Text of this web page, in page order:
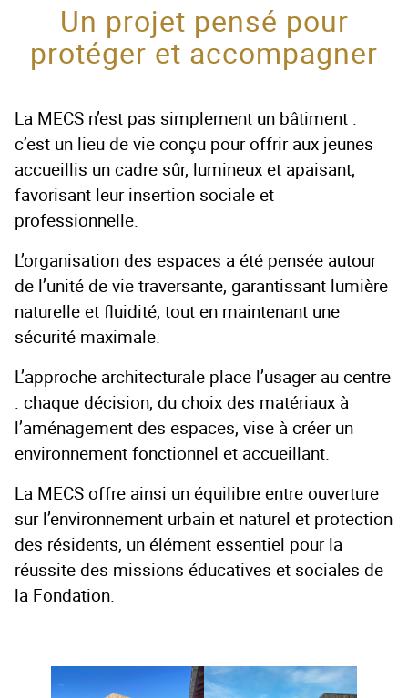
Un projet pensé pour
protéger et accompagner
La MECS n’est pas simplement un bâtiment :
c’est un lieu de vie conçu pour offrir aux jeunes
accueillis un cadre sûr, lumineux et apaisant,
favorisant leur insertion sociale et
professionnelle.
L’organisation des espaces a été pensée autour
de l’unité de vie traversante, garantissant lumière
naturelle et fluidité, tout en maintenant une
sécurité maximale.
L’approche architecturale place l’usager au centre
: chaque décision, du choix des matériaux à
l’aménagement des espaces, vise à créer un
environnement fonctionnel et accueillant.
La MECS offre ainsi un équilibre entre ouverture
sur l’environnement urbain et naturel et protection
des résidents, un élément essentiel pour la
réussite des missions éducatives et sociales de
la Fondation.